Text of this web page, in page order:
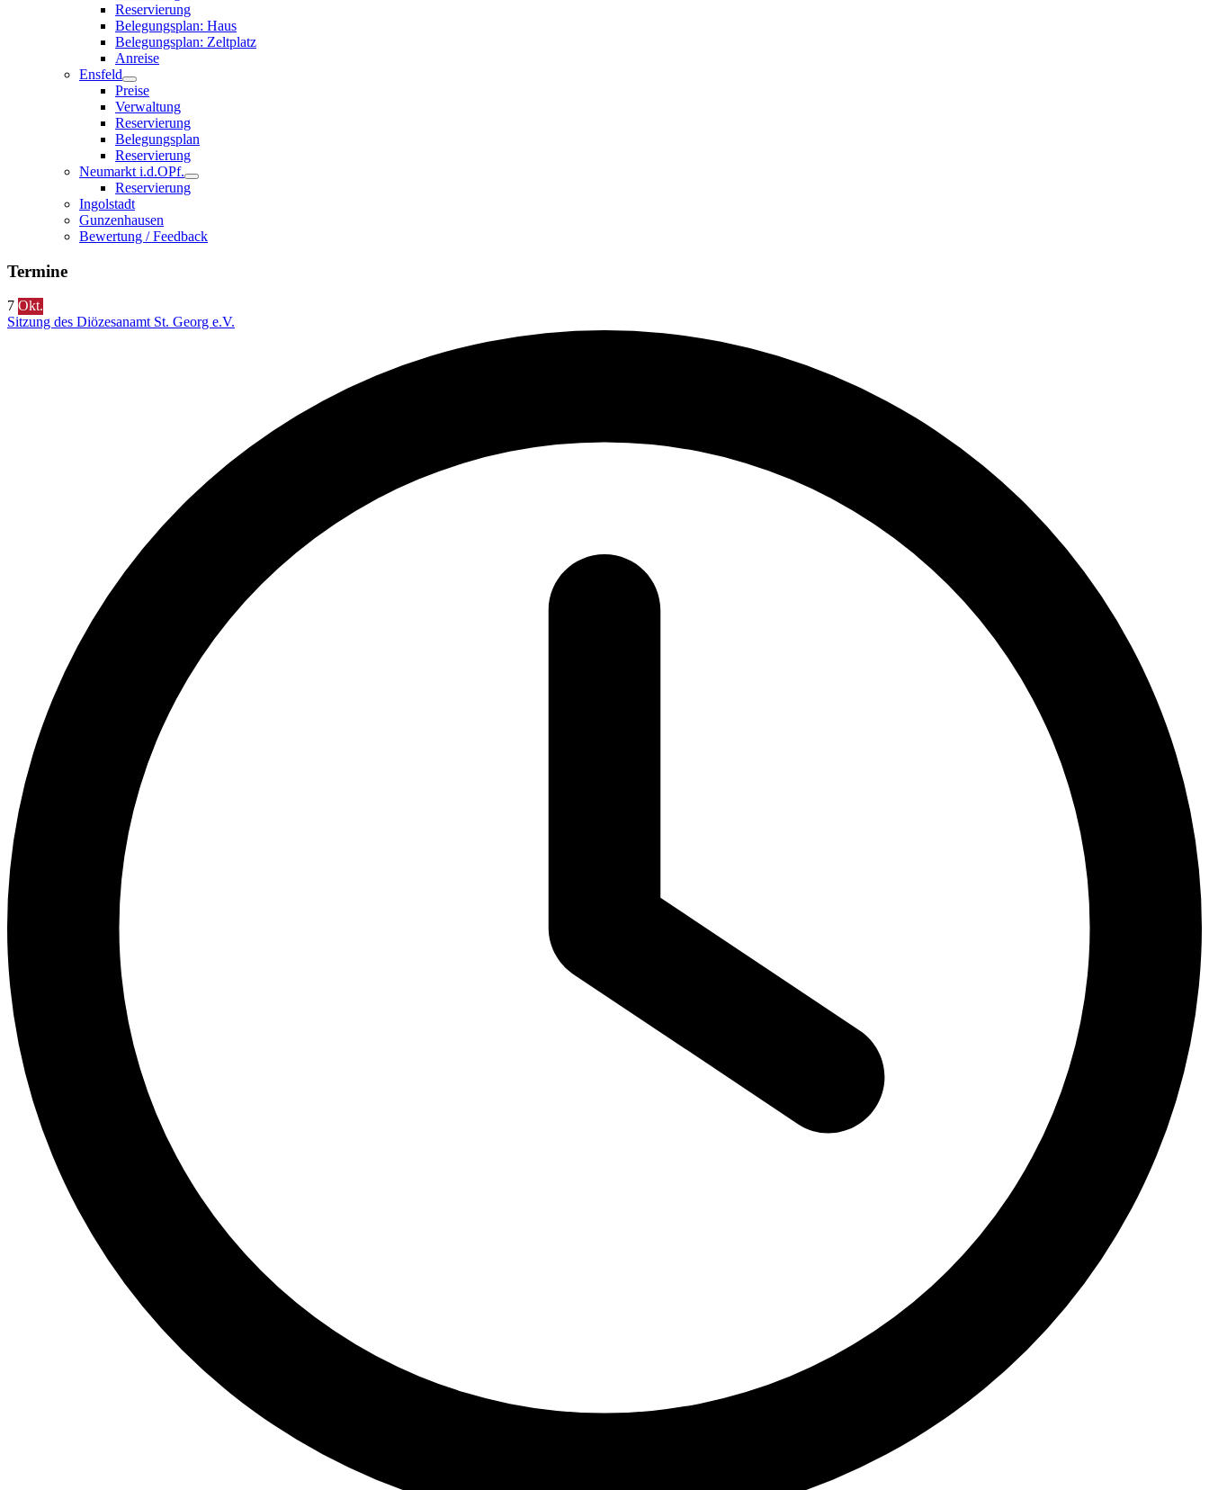
Reservierung
Belegungsplan: Haus
Belegungsplan: Zeltplatz
Anreise
Ensfeld
Preise
Verwaltung
Reservierung
Belegungsplan
Reservierung
Neumarkt i.d.OPf.
Reservierung
Ingolstadt
Gunzenhausen
Bewertung / Feedback
Termine
7 Okt.
Sitzung des Diözesanamt St. Georg e.V.